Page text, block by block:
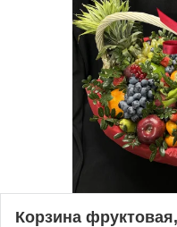
Корзина